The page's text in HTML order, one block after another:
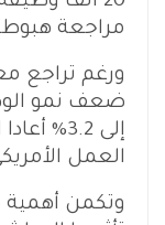
مراجعة
ضعف نمو
إلى
العمل
وتكمن أهمية